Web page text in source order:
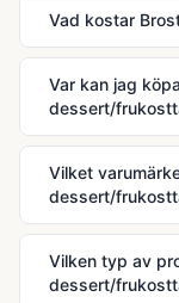
Vad kostar
Var kan jag
dessert/
Vilket
dessert/
Vilken typ av
dessert/